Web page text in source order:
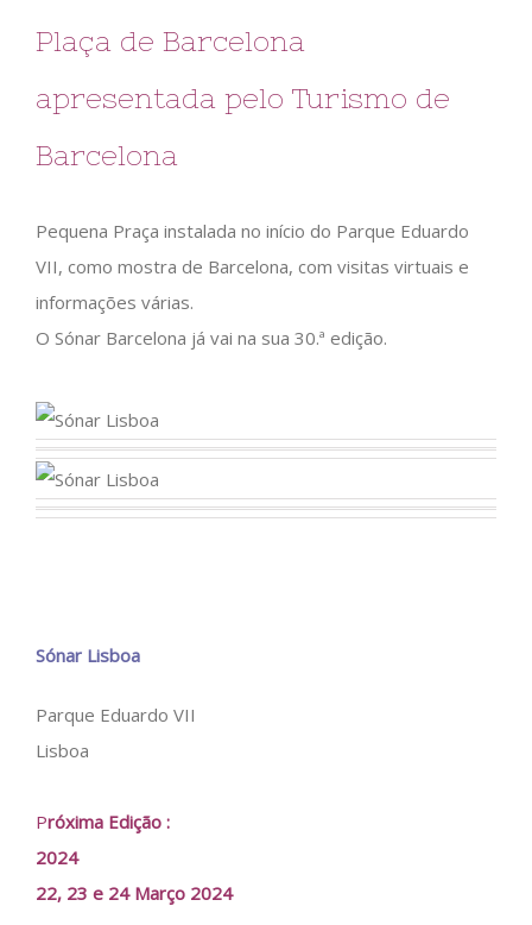
Plaça de Barcelona
apresentada pelo Turismo de
Barcelona
Pequena Praça instalada no início do Parque Eduardo
VII, como mostra de Barcelona, com visitas virtuais e
informações várias.
O Sónar Barcelona já vai na sua 30.ª edição.
Sónar Lisboa
Parque Eduardo VII
Lisboa
Próxima Edição :
2024
22, 23 e 24 Março 2024